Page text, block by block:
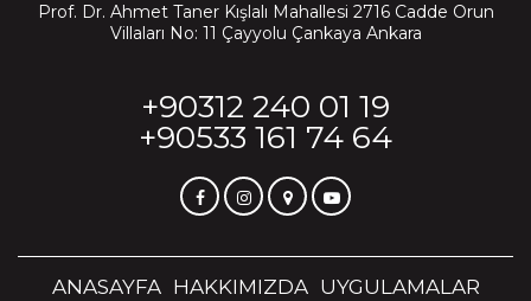
Prof. Dr. Ahmet Taner Kışlalı Mahallesi 2716 Cadde Orun
Villaları No: 11 Çayyolu Çankaya Ankara
+90312 240 01 19
+90533 161 74 64
ANASAYFA HAKKIMIZDA UYGULAMALAR